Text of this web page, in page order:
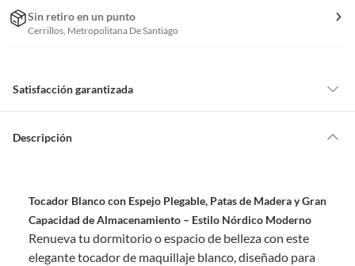
Sin retiro en un punto
Cerrillos, Metropolitana De Santiago
Satisfacción garantizada
de la compra.
derecho:
Productos que, por su naturaleza, no puedan ser devueltos,
puedan deteriorarse o caducar con rapidez.
Confeccionados a la medida.
Descripción
Tocador Blanco con Espejo Plegable, Patas de Madera y Gran
Capacidad de Almacenamiento – Estilo Nórdico Moderno
Renueva tu dormitorio o espacio de belleza con este
elegante tocador de maquillaje blanco, diseñado para